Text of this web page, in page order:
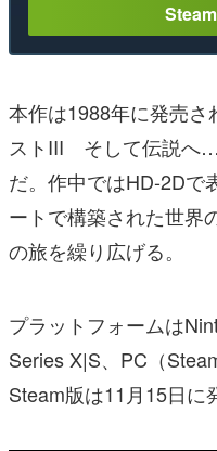
本作は1988年に発売
ストIII そして伝説へ…
だ。作中ではHD-2Dで
ートで構築された世界
の旅を繰り広げる。
プラットフォームは
Series X|S、PC（
Steam版は11月15日に